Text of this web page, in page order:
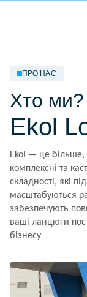
ПРО НАС
Хто ми?
Ekol
Ekol — це більше,
комплексні та
складності, які
масштабуються
забезпечують
ваші ланцюги
бізнесу